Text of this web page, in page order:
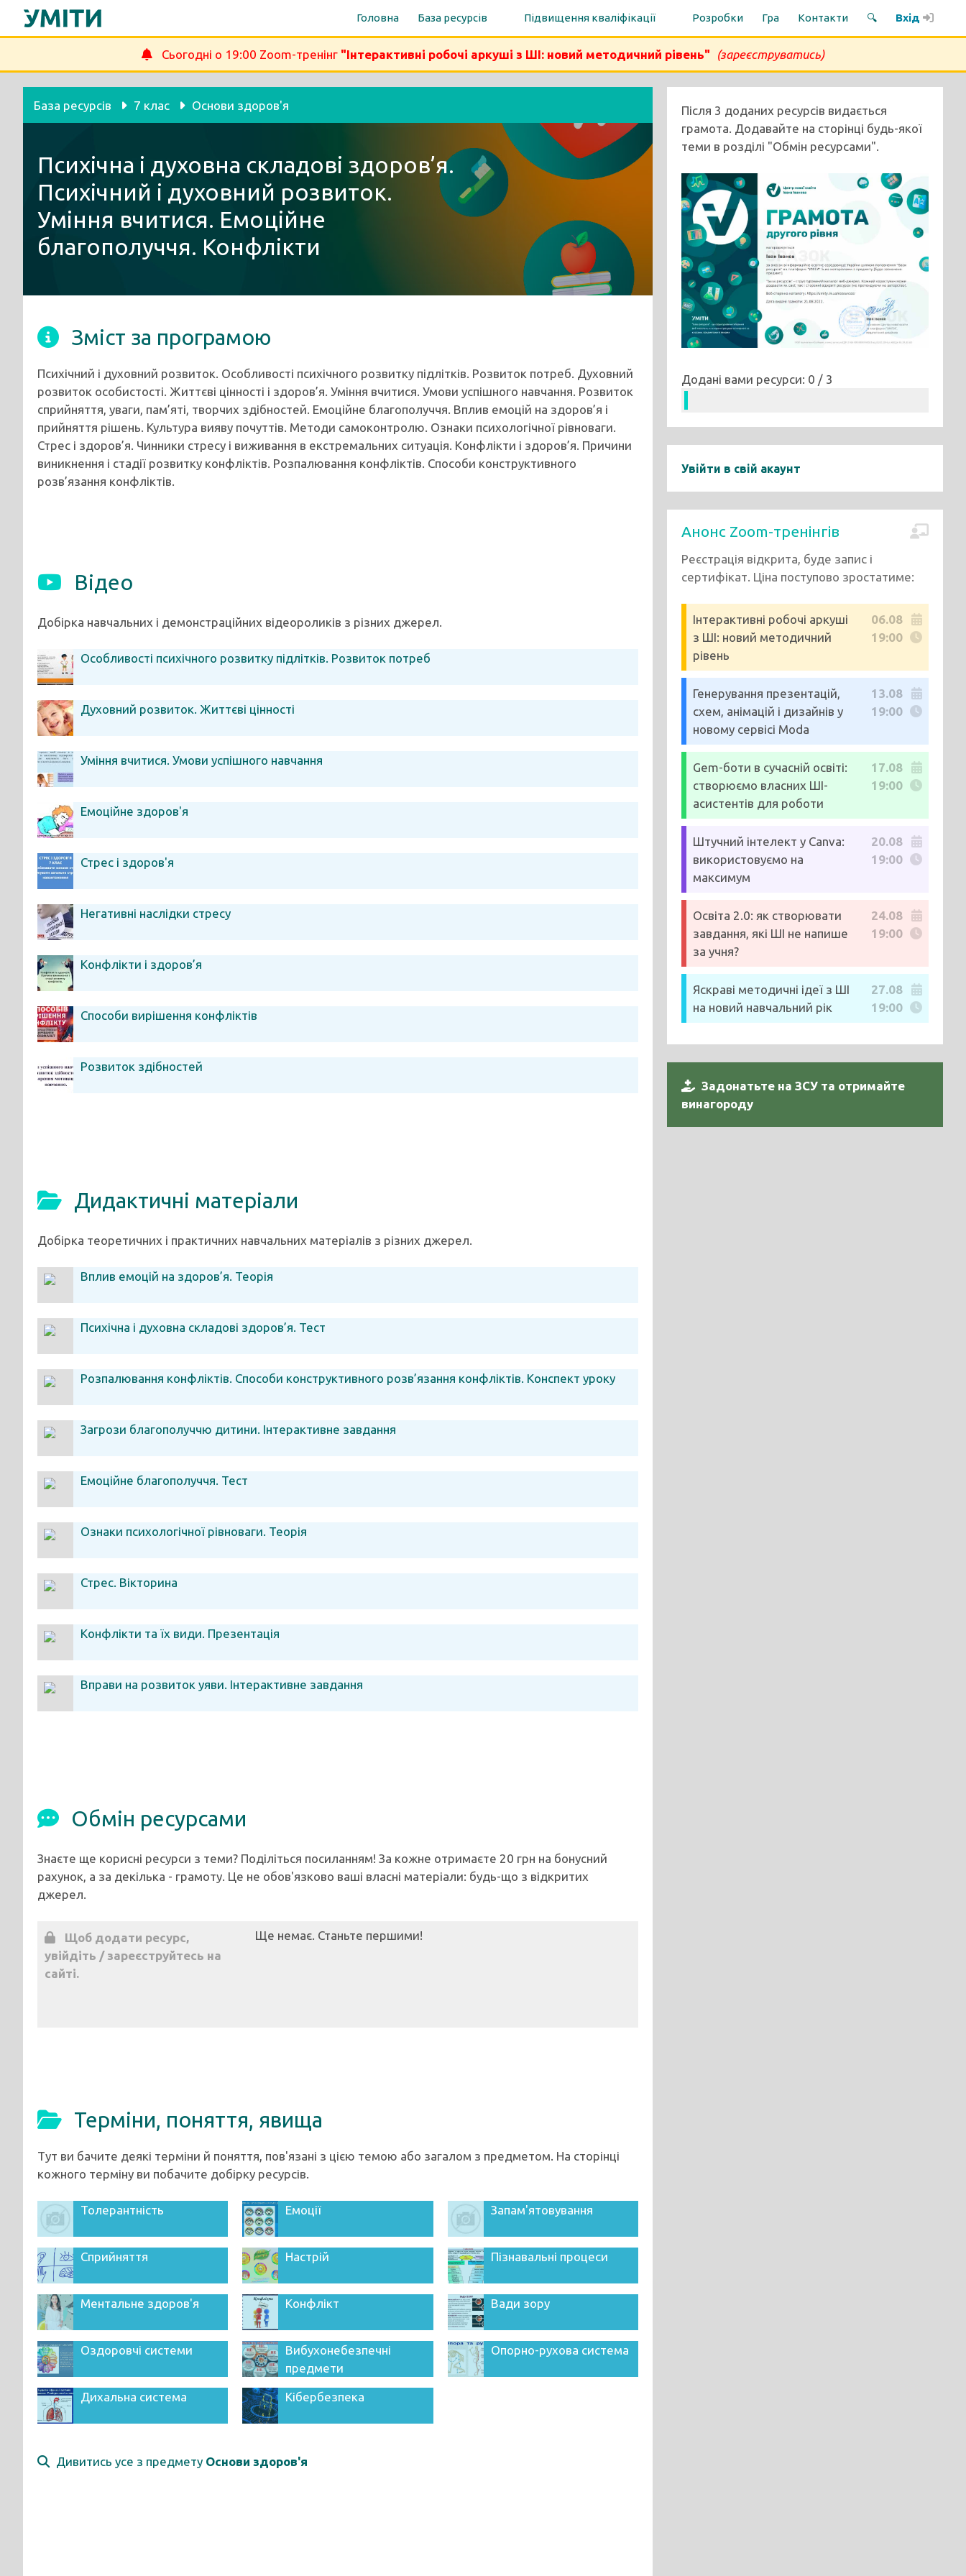
Перейти
Головна База ресурсів Підвищення кваліфікації Розробки Гра Контакти 🔍 Вхід
Сьогодні о 19:00 Zoom-тренінг "Інтерактивні робочі аркуші з ШІ: новий методичний рівень" (зареєструватись)
База ресурсів 7 клас Основи здоров'я
Психічна і духовна складові здоров’я.
Психічний і духовний розвиток.
Уміння вчитися. Емоційне
благополуччя. Конфлікти
Зміст за програмою
Психічний і духовний розвиток. Особливості психічного розвитку підлітків. Розвиток потреб. Духовний
розвиток особистості. Життєві цінності і здоров’я. Уміння вчитися. Умови успішного навчання. Розвиток
сприйняття, уваги, пам’яті, творчих здібностей. Емоційне благополуччя. Вплив емоцій на здоров’я і
прийняття рішень. Культура вияву почуттів. Методи самоконтролю. Ознаки психологічної рівноваги.
Стрес і здоров’я. Чинники стресу і виживання в екстремальних ситуація. Конфлікти і здоров’я. Причини
виникнення і стадії розвитку конфліктів. Розпалювання конфліктів. Способи конструктивного
розв’язання конфліктів.
Відео
Добірка навчальних і демонстраційних відеороликів з різних джерел.
Особливості психічного розвитку підлітків. Розвиток потреб
Духовний розвиток. Життєві цінності
Уміння вчитися. Умови успішного навчання
Емоційне здоров'я
Стрес і здоров'я
Негативні наслідки стресу
Конфлікти і здоров’я
Способи вирішення конфліктів
Розвиток здібностей
Дидактичні матеріали
Добірка теоретичних і практичних навчальних матеріалів з різних джерел.
Вплив емоцій на здоров’я. Теорія
Психічна і духовна складові здоров’я. Тест
Розпалювання конфліктів. Способи конструктивного розв’язання конфліктів. Конспект уроку
Загрози благополуччю дитини. Інтерактивне завдання
Емоційне благополуччя. Тест
Ознаки психологічної рівноваги. Теорія
Стрес. Вікторина
Конфлікти та їх види. Презентація
Вправи на розвиток уяви. Інтерактивне завдання
Обмін ресурсами
Знаєте ще корисні ресурси з теми? Поділіться посиланням! За кожне отримаєте 20 грн на бонусний
рахунок, а за декілька - грамоту. Це не обов'язково ваші власні матеріали: будь-що з відкритих
джерел.
Щоб додати ресурс,
увійдіть / зареєструйтесь на
сайті.
Ще немає. Станьте першими!
Терміни, поняття, явища
Тут ви бачите деякі терміни й поняття, пов'язані з цією темою або загалом з предметом. На сторінці
кожного терміну ви побачите добірку ресурсів.
Толерантність Емоції Запам'ятовування
Сприйняття Настрій Пізнавальні процеси
Ментальне здоров'я Конфлікт Вади зору
Оздоровчі системи
Вибухонебезпечні
предмети
Опорно-рухова система
Дихальна система Кібербезпека
Дивитись усе з предмету Основи здоров'я
Після 3 доданих ресурсів видається
грамота. Додавайте на сторінці будь-якої
теми в розділі "Обмін ресурсами".
Додані вами ресурси: 0 / 3
Увійти в свій акаунт
Анонс Zoom-тренінгів
Реєстрація відкрита, буде запис і
сертифікат. Ціна поступово зростатиме:
Інтерактивні робочі аркуші
з ШІ: новий методичний
рівень
06.08
19:00
Генерування презентацій,
схем, анімацій і дизайнів у
новому сервісі Moda
13.08
19:00
Gem-боти в сучасній освіті:
створюємо власних ШІ-
асистентів для роботи
17.08
19:00
Штучний інтелект у Canva:
використовуємо на
максимум
20.08
19:00
Освіта 2.0: як створювати
завдання, які ШІ не напише
за учня?
24.08
19:00
Яскраві методичні ідеї з ШІ
на новий навчальний рік
27.08
19:00
Задонатьте на ЗСУ та отримайте
винагороду